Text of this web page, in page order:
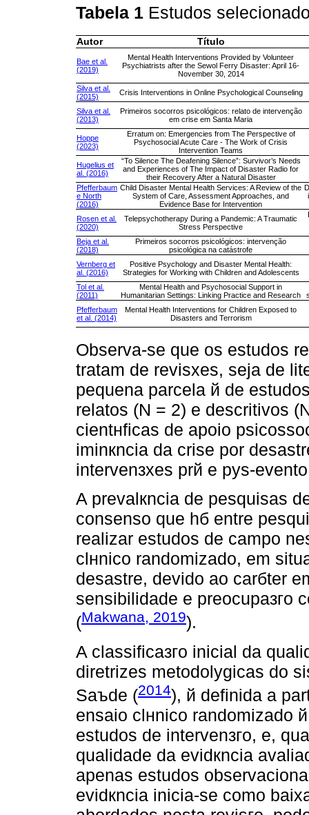
Tabela 1 Estudos
Autor Título
Bae et al.
(2019)
Mental Health Interventions Provided by Volunteer
Psychiatrists after the Sewol Ferry Disaster: April 16-
November 30, 2014
Silva et al.
(2015)
Crisis Interventions in Online Psychological Counseling
Silva et al.
(2013)
Primeiros socorros psicológicos: relato de intervenção
em crise em Santa Maria
Hoppe
(2023)
Erratum on: Emergencies from The Perspective of
Psychosocial Acute Care - The Work of Crisis
Intervention Teams
Hugelius et
al. (2016)
“To Silence The Deafening Silence”: Survivor’s Needs
and Experiences of The Impact of Disaster Radio for
their Recovery After a Natural Disaster
Pfefferbaum
e North
(2016)
Child Disaster Mental Health Services: A Review of the
System of Care, Assessment Approaches, and
Evidence Base for Intervention
Rosen et al.
(2020)
Telepsychotherapy During a Pandemic: A Traumatic
Stress Perspective
Beja et al.
(2018)
Primeiros socorros psicológicos: intervenção
psicológica na catástrofe
Vernberg et
al. (2016)
Positive Psychology and Disaster Mental Health:
Strategies for Working with Children and Adolescents
Tol et al.
(2011)
Mental Health and Psychosocial Support in
Humanitarian Settings: Linking Practice and Research
Pfefferbaum
et al. (2014)
Mental Health Interventions for Children Exposed to
Disasters and Terrorism
Observa-se que os estudos
tratam de revisхes, seja de
pequena parcela й de
relatos (N = 2) e descritivos
cientнficas de apoio
iminкncia da crise por
intervenзхes prй e pуs-
A prevalкncia de pesquisas
consenso que hб entre
realizar estudos de campo
clнnico randomizado, em
desastre, devido ao carбter
sensibilidade e preocupaзгo
(Makwana, 2019).
A classificaзгo inicial da
diretrizes metodolуgicas do
Saъde (2014), й definida a
ensaio clнnico randomizado
estudos de intervenзгo, e,
qualidade da evidкncia
apenas estudos
evidкncia inicia-se como